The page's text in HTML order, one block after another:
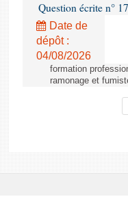
Question écrite n°
Date de
dépôt :
04/08/2026
formation
ramonage et